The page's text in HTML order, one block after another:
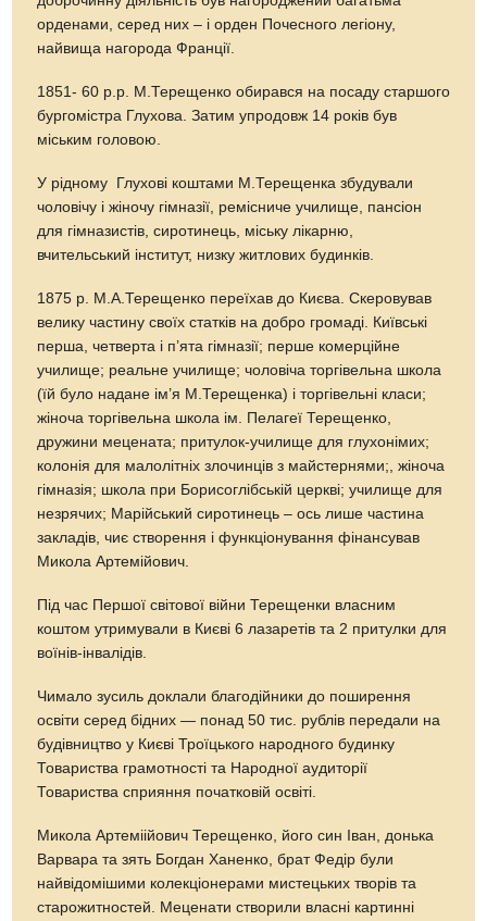
орденами, серед них – і орден Почесного легіону,
найвища нагорода Франції.
1851- 60 р.р. М.Терещенко обирався на посаду старшого
бургомістра Глухова. Затим упродовж 14 років був
міським головою.
У рідному Глухові коштами М.Терещенка збудували
чоловічу і жіночу гімназії, ремісниче училище, пансіон
для гімназистів, сиротинець, міську лікарню,
вчительський інститут, низку житлових будинків.
1875 р. М.А.Терещенко переїхав до Києва. Скеровував
велику частину своїх статків на добро громаді. Київські
перша, четверта і п’ята гімназії; перше комерційне
училище; реальне училище; чоловіча торгівельна школа
(їй було надане ім’я М.Терещенка) і торгівельні класи;
жіноча торгівельна школа ім. Пелагеї Терещенко,
дружини мецената; притулок-училище для глухонімих;
колонія для малолітніх злочинців з майстернями;, жіноча
гімназія; школа при Борисоглібській церкві; училище для
незрячих; Марійський сиротинець – ось лише частина
закладів, чиє створення і функціонування фінансував
Микола Артемійович.
Під час Першої світової війни Терещенки власним
коштом утримували в Києві 6 лазаретів та 2 притулки для
воїнів-інвалідів.
Чимало зусиль доклали благодійники до поширення
освіти серед бідних — понад 50 тис. рублів передали на
будівництво у Києві Троїцького народного будинку
Товариства грамотності та Народної аудиторії
Товариства сприяння початковій освіті.
Микола Артеміійович Терещенко, його син Іван, донька
Варвара та зять Богдан Ханенко, брат Федір були
найвідомішими колекціонерами мистецьких творів та
старожитностей. Меценати створили власні картинні